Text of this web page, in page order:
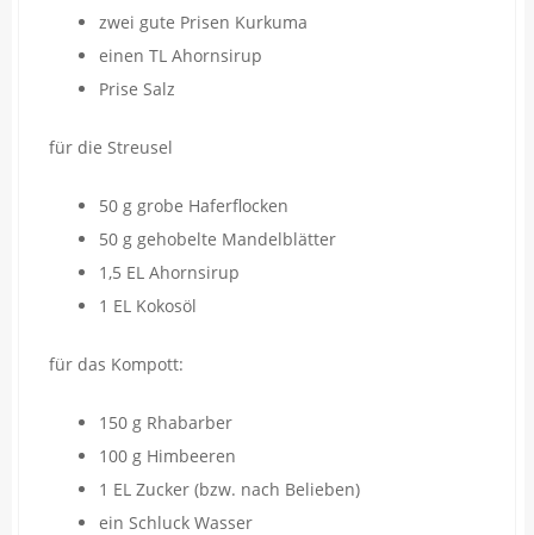
zwei gute Prisen Kurkuma
einen TL Ahornsirup
Prise Salz
für die Streusel
50 g grobe Haferflocken
50 g gehobelte Mandelblätter
1,5 EL Ahornsirup
1 EL Kokosöl
für das Kompott:
150 g Rhabarber
100 g Himbeeren
1 EL Zucker (bzw. nach Belieben)
ein Schluck Wasser